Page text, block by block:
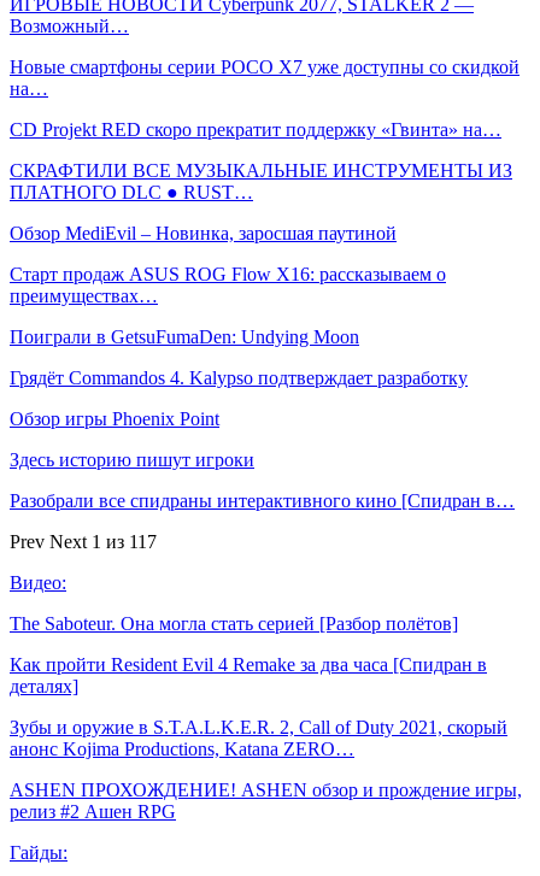
Возможный…
Новые смартфоны серии POCO X7 уже доступны со скидкой
на…
CD Projekt RED скоро прекратит поддержку «Гвинта» на…
СКРАФТИЛИ ВСЕ МУЗЫКАЛЬНЫЕ ИНСТРУМЕНТЫ ИЗ
ПЛАТНОГО DLC ● RUST…
Обзор MediEvil – Новинка, заросшая паутиной
Старт продаж ASUS ROG Flow X16: рассказываем о
преимуществах…
Поиграли в GetsuFumaDen: Undying Moon
Грядёт Commandos 4. Kalypso подтверждает разработку
Обзор игры Phoenix Point
Здесь историю пишут игроки
Разобрали все спидраны интерактивного кино [Спидран в…
Prev Next 1 из 117
Видео:
The Saboteur. Она могла стать серией [Разбор полётов]
Как пройти Resident Evil 4 Remake за два часа [Спидран в
деталях]
Зубы и оружие в S.T.A.L.K.E.R. 2, Call of Duty 2021, скорый
анонс Kojima Productions, Katana ZERO…
ASHEN ПРОХОЖДЕНИЕ! ASHEN обзор и прождение игры,
релиз #2 Ашен RPG
Гайды: